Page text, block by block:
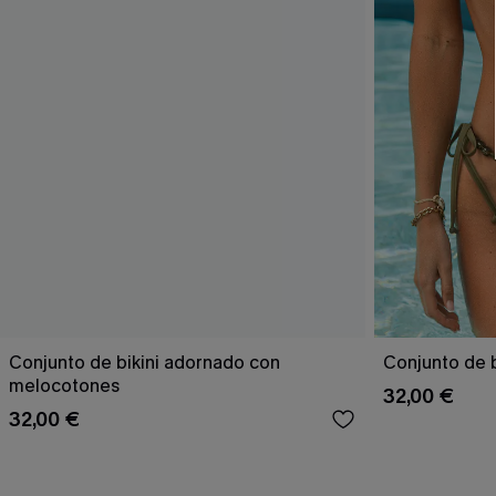
Conjunto de bikini adornado con
melocotones
32,00 €
Conjunto de
32,00 €